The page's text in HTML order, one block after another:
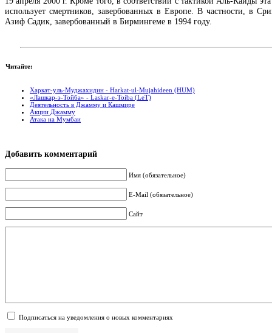
использует смертников, завербованных в Европе. В частности, в
Азиф Садик, завербованный в Бирмингеме в 1994 году.
Читайте:
Харкат-уль-Муджахидин - Harkat-ul-Mujahideen (HUM)
«Лашкар-э-Тойба» - Laskar-e-Toiba (LeT)
Деятельность в Джамму и Кашмире
Акции Джамму
Атака на Мумбаи
Добавить комментарий
Имя (обязательное)
E-Mail (обязательное)
Сайт
Подписаться на уведомления о новых комментариях